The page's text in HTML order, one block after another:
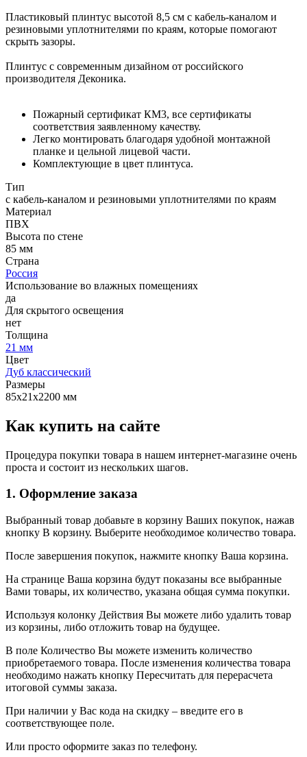
Пластиковый плинтус высотой 8,5 см с кабель-каналом и
резиновыми уплотнителями по краям, которые помогают
скрыть зазоры.
Плинтус с современным дизайном от российского
производителя Деконика.
Пожарный сертификат КМ3, все сертификаты
соответствия заявленному качеству.
Легко монтировать благодаря удобной монтажной
планке и цельной лицевой части.
Комплектующие в цвет плинтуса.
Тип
с кабель-каналом и резиновыми уплотнителями по краям
Материал
ПВХ
Высота по стене
85 мм
Страна
Россия
Использование во влажных помещениях
да
Для скрытого освещения
нет
Толщина
21 мм
Цвет
Дуб классический
Размеры
85х21х2200 мм
Как купить на сайте
Процедура покупки товара в нашем интернет-магазине очень
проста и состоит из нескольких шагов.
1. Оформление заказа
Выбранный товар добавьте в корзину Ваших покупок, нажав
кнопку В корзину. Выберите необходимое количество товара.
После завершения покупок, нажмите кнопку Ваша корзина.
На странице Ваша корзина будут показаны все выбранные
Вами товары, их количество, указана общая сумма покупки.
Используя колонку Действия Вы можете либо удалить товар
из корзины, либо отложить товар на будущее.
В поле Количество Вы можете изменить количество
приобретаемого товара. После изменения количества товара
необходимо нажать кнопку Пересчитать для перерасчета
итоговой суммы заказа.
При наличии у Вас кода на скидку – введите его в
соответствующее поле.
Или просто оформите заказ по телефону.